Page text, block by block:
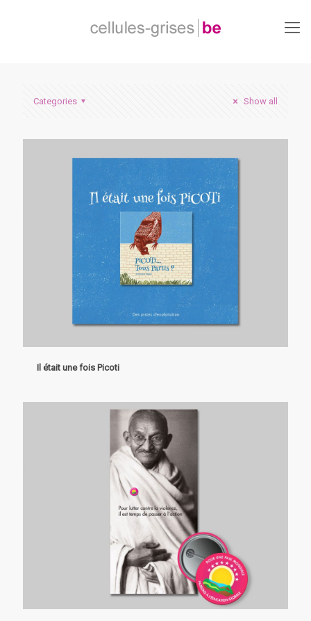
Categories Show all
Il était une fois Picoti